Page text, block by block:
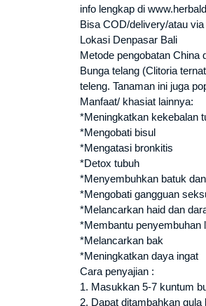
info lengkap di
Bisa COD/delivery/atau
Lokasi Denpasar Bali
Metode pengobatan
Bunga telang (Clitoria
teleng. Tanaman ini juga
Manfaat/ khasiat lainnya:
*Meningkatkan kekebalan
*Mengobati bisul
*Mengatasi bronkitis
*Detox tubuh
*Menyembuhkan batuk
*Mengobati gangguan
*Melancarkan haid dan
*Membantu penyembuhan
*Melancarkan bak
*Meningkatkan daya ingat
Cara penyajian :
1. Masukkan 5-7 kuntum
2. Dapat ditambahkan